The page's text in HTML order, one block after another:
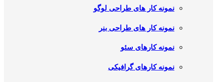
نمونه کار های طراحی لوگو
نمونه کار های طراحی بنر
نمونه کارهای سئو
نمونه کارهای گرافیکی